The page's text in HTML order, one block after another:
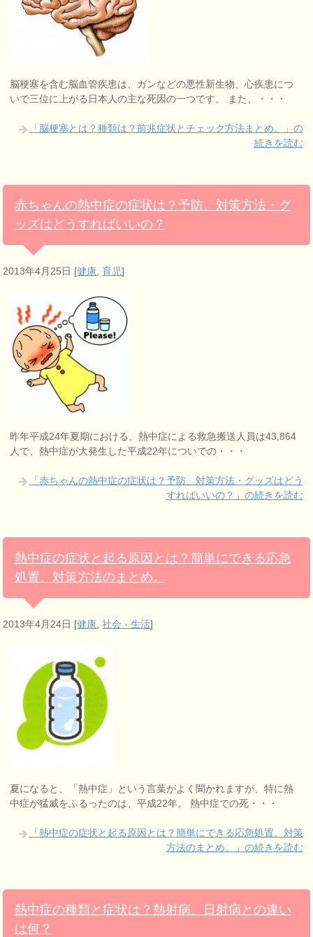
脳梗塞を含む脳血管疾患は、ガンなどの悪性新生物、心疾患につ
いで三位に上がる日本人の主な死因の一つです。 また、・・・
「脳梗塞とは？種類は？前兆症状とチェック方法まとめ。」の
続きを読む
赤ちゃんの熱中症の症状は？予防、対策方法・グ
ッズはどうすればいいの？
2013年4月25日 [健康,育児]
昨年平成24年夏期における、熱中症による救急搬送人員は43,864
人で、熱中症が大発生した平成22年についでの・・・
「赤ちゃんの熱中症の症状は？予防、対策方法・グッズはどう
すればいいの？」の続きを読む
熱中症の症状と起る原因とは？簡単にできる応急
処置、対策方法のまとめ。
2013年4月24日 [健康 ,社会 - 生活]
夏になると、「熱中症」という言葉がよく聞かれますが、特に熱
中症が猛威をふるったのは、平成22年。 熱中症での死・・・
「熱中症の症状と起る原因とは？簡単にできる応急処置、対策
方法のまとめ。」の続きを読む
熱中症の種類と症状は？熱射病、日射病との違い
は何？